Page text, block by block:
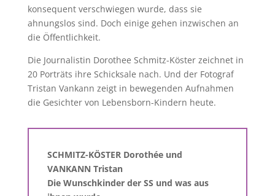
konsequent verschwiegen wurde, dass sie
ahnungslos sind. Doch einige gehen inzwischen an
die Öffentlichkeit.
Die Journalistin Dorothee Schmitz-Köster zeichnet in
20 Porträts ihre Schicksale nach. Und der Fotograf
Tristan Vankann zeigt in bewegenden Aufnahmen
die Gesichter von Lebensborn-Kindern heute.
SCHMITZ-KÖSTER Dorothée und
VANKANN Tristan
Die Wunschkinder der SS und was aus